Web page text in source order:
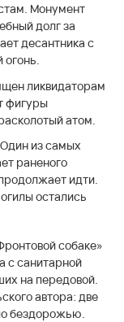
Монумент
долг за
десантника с
огонь.
ликвидаторам
фигуры
атом.
из самых
раненого
идти.
остались
собаке»
с санитарной
на передовой.
автора: две
бездорожью.